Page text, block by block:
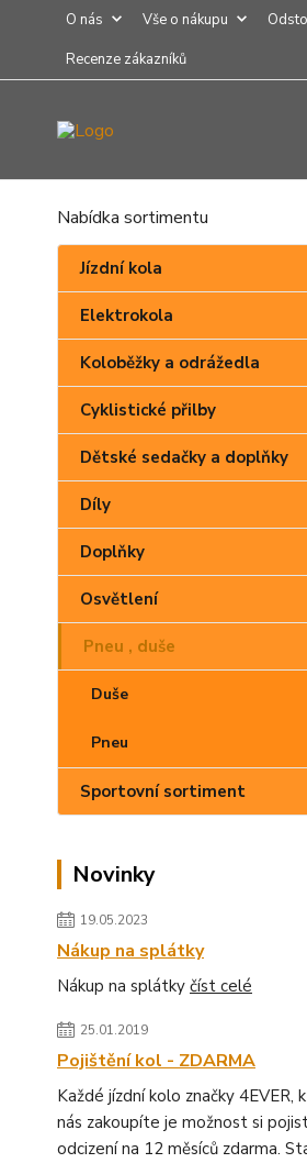
O nás Vše o nákupu
Recenze zákazníků
Nabídka sortimentu
Jízdní kola
Elektrokola
Koloběžky a odrážedla
Cyklistické přilby
Dětské sedačky a doplňky
Díly
Doplňky
Osvětlení
Pneu , duše
Duše
Pneu
Sportovní sortiment
Novinky
19.05.2023
Nákup na splátky
Nákup na splátky číst celé
25.01.2019
Pojištění kol - ZDARMA
Každé jízdní kolo značky 4EVER,
nás zakoupíte je možnost si
odcizení na 12 měsíců zdarma.